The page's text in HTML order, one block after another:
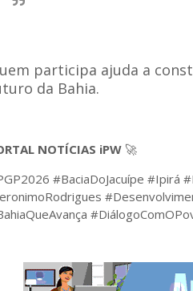
participa ajuda a
da Bahia.
NOTÍCIAS iPW 🚀
#BaciaDoJacuípe #Ipirá